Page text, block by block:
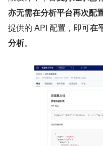
亦无需在分析平台再次配
提供的 API 配置，即可在
分析。